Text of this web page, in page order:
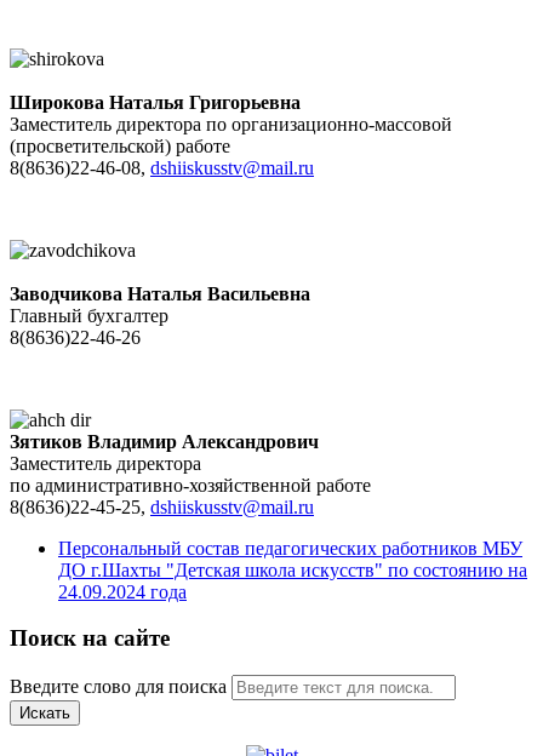
Широкова Наталья Григорьевна
Заместитель директора по организационно-массовой
(просветительской) работе
8(8636)22-46-08, dshiiskusstv@mail.ru
Заводчикова Наталья Васильевна
Главный бухгалтер
8(8636)22-46-26
Зятиков Владимир Александрович
Заместитель директора
по административно-хозяйственной работе
8(8636)22-45-25, dshiiskusstv@mail.ru
Персональный состав педагогических работников МБУ
ДО г.Шахты "Детская школа искусств" по состоянию на
24.09.2024 года
Поиск на сайте
Введите слово для поиска
Искать